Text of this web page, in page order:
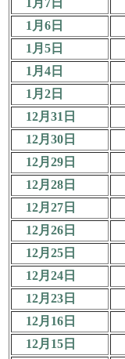
1月7日
1月6日
1月5日
1月4日
1月2日
12月31日
12月30日
12月29日
12月28日
12月27日
12月26日
12月25日
12月24日
12月23日
12月16日
12月15日